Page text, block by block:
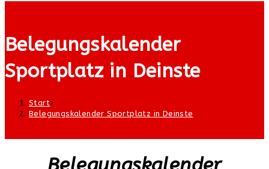
Belegungskalender
Sportplatz in Deinste
Start>
Belegungskalender Sportplatz in Deinste